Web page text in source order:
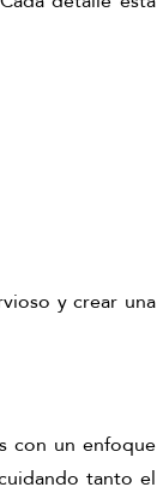
y crear una
con un enfoque
tanto el